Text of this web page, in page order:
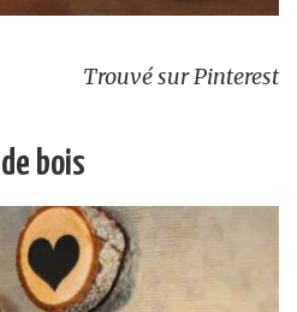
Trouvé sur Pinterest
bois